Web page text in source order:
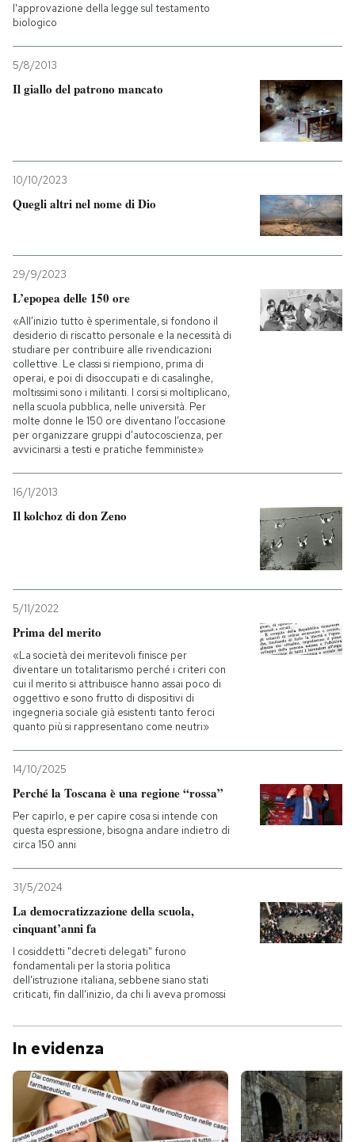
l'approvazione della legge sul testamento
biologico
5/8/2013
Il giallo del patrono mancato
10/10/2023
Quegli altri nel nome di Dio
29/9/2023
L’epopea delle 150 ore
«All’inizio tutto è sperimentale, si fondono il
desiderio di riscatto personale e la necessità di
studiare per contribuire alle rivendicazioni
collettive. Le classi si riempiono, prima di
operai, e poi di disoccupati e di casalinghe,
moltissimi sono i militanti. I corsi si moltiplicano,
nella scuola pubblica, nelle università. Per
molte donne le 150 ore diventano l’occasione
per organizzare gruppi d’autocoscienza, per
avvicinarsi a testi e pratiche femministe»
16/1/2013
Il kolchoz di don Zeno
5/11/2022
Prima del merito
«La società dei meritevoli finisce per
diventare un totalitarismo perché i criteri con
cui il merito si attribuisce hanno assai poco di
oggettivo e sono frutto di dispositivi di
ingegneria sociale già esistenti tanto feroci
quanto più si rappresentano come neutri»
14/10/2025
Perché la Toscana è una regione “rossa”
Per capirlo, e per capire cosa si intende con
questa espressione, bisogna andare indietro di
circa 150 anni
31/5/2024
La democratizzazione della scuola,
cinquant’anni fa
I cosiddetti "decreti delegati" furono
fondamentali per la storia politica
dell'istruzione italiana, sebbene siano stati
criticati, fin dall'inizio, da chi li aveva promossi
In evidenza